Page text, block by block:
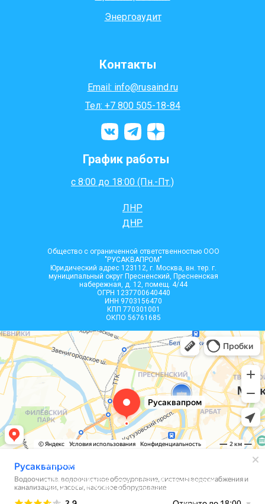
Контакты
Email: info@rusaind.ru
Тел: +7 800 505-18-84
Общество с ограниченной ответственностью ООО
"РУСАКВАПРОМ"
Юридический адрес 123112, г. Москва, вн. тер. г.
муниципальный округ Пресненский, Пресненская
набережная, д. 12, помещ. 4/44
ОГРН 1237700640440
ИНН 9703156470
КПП 770301001
ОКПО 56761685
Энергоаудит
Вся информация, размещенная на сайте, носит
информационный характер и не является
публичной офертой, определяемой положениями
Статьи 437 (2) ГК РФ. Все материалы на сайте
являются интеллектуальной собственностью 000
ДНР
ЛНР
с 8:00 до 18:00 (Пн.-Пт.)
График работы